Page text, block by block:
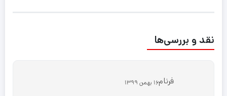
نقد و بررسی‌ها
فرنام16 بهمن 1399